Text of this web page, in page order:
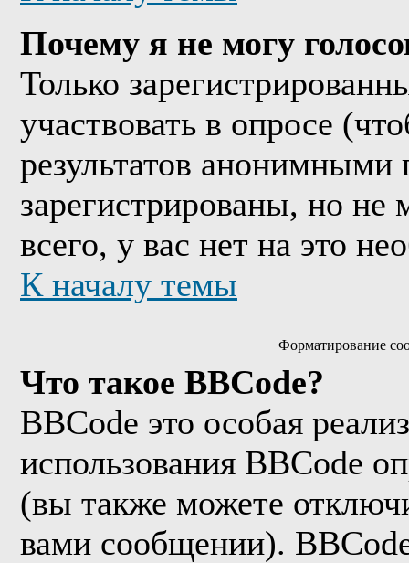
Почему я не могу
Только
участвовать в опросе
результатов
зарегистрированы, но не
всего, у вас нет на это
К началу темы
Форматирование
Что такое BBCode?
BBCode это особая
использования BBCode
(вы также можете
вами сообщении).